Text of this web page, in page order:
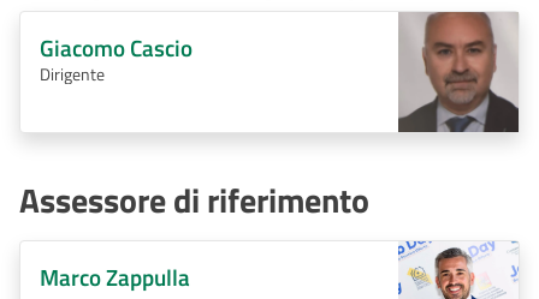
Giacomo Cascio
Dirigente
Assessore di riferimento
Marco Zappulla